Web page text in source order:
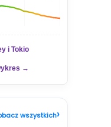
i Tokio
→
wszystkich›